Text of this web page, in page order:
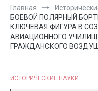
Главная
БОЕВОЙ ПОЛЯРНЫЙ
КЛЮЧЕВАЯ ФИГУРА В
АВИАЦИОННОГО
ГРАЖДАНСКОГО
ИСТОРИЧЕСКИЕ НАУКИ